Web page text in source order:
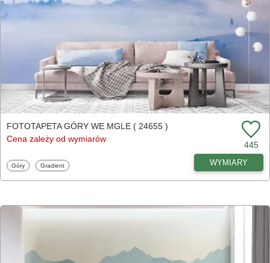
FOTOTAPETA GÓRY WE MGLE ( 24655 )
Cena zależy od wymiarów
445
Fototapety
Góry Fototapety
Gradient WYMIARY